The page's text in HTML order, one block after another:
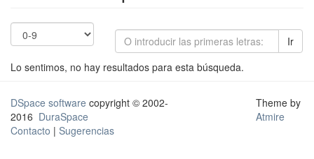
Ir
Lo sentimos, no hay resultados para esta búsqueda.
DSpace software copyright © 2002-
2016 DuraSpace
Contacto | Sugerencias
Theme by
Atmire